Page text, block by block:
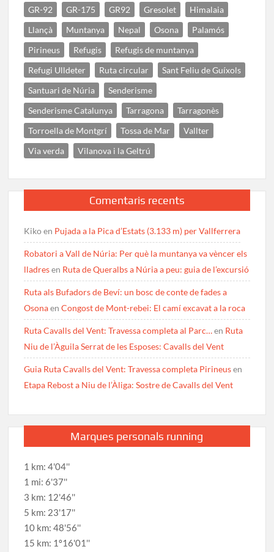
GR-92
GR-175 GR92 Gresolet
Himalaia
Llançà
Muntanya Nepal Osona
Palamós
Pirineus
Refugis
Refugis de muntanya
Refugi Ulldeter
Ruta circular
Sant Feliu de Guíxols
Santuari de Núria
Senderisme
Senderisme Catalunya
Tarragona
Tarragonès
Torroella de Montgrí
Tossa de Mar
Vallter
Via verda
Vilanova i la Geltrú
Comentaris recents
Kikoen Pujada a la Pica d’Estats (3.133 m) per Vallferrera
Robatori a Vall de Núria: Per què la muntanya va vèncer els
lladresen Ruta de Queralbs a Núria a peu: guia de l’excursió
Ruta als Bufadors de Beví: un bosc de conte de fades a
OsonaenCongost de Mont-rebei: El camí excavat a la roca
Ruta Cavalls del Vent: Travessa completa al Parc…en Ruta
Niu de l’Àguila Serrat de les Esposes: Cavalls del Vent
Guia Ruta Cavalls del Vent: Travessa completa Pirineusen
Etapa Rebost a Niu de l’Àliga: Sostre de Cavalls del Vent
Marques personals running
1 km: 4'04''
1 mi: 6'37''
3 km: 12'46''
5 km: 23'17''
10 km: 48'56''
15 km: 1º16'01''